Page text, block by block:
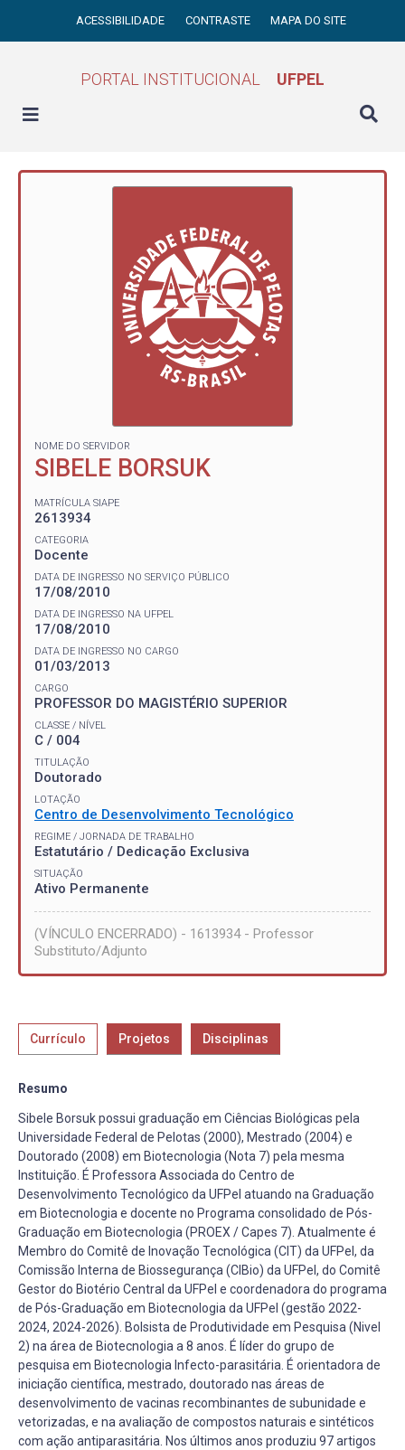
ACESSIBILIDADE CONTRASTE MAPA DO SITE
PORTAL INSTITUCIONAL UFPEL
NOME DO SERVIDOR
SIBELE BORSUK
MATRÍCULA SIAPE
2613934
CATEGORIA
Docente
DATA DE INGRESSO NO SERVIÇO PÚBLICO
17/08/2010
DATA DE INGRESSO NA UFPEL
17/08/2010
DATA DE INGRESSO NO CARGO
01/03/2013
CARGO
PROFESSOR DO MAGISTÉRIO SUPERIOR
CLASSE / NÍVEL
C / 004
TITULAÇÃO
Doutorado
LOTAÇÃO
Centro de Desenvolvimento Tecnológico
REGIME / JORNADA DE TRABALHO
Estatutário / Dedicação Exclusiva
SITUAÇÃO
Ativo Permanente
(VÍNCULO ENCERRADO) - 1613934 - Professor
Substituto/Adjunto
Currículo Projetos Disciplinas
Resumo
Sibele Borsuk possui graduação em Ciências Biológicas pela
Universidade Federal de Pelotas (2000), Mestrado (2004) e
Doutorado (2008) em Biotecnologia (Nota 7) pela mesma
Instituição. É Professora Associada do Centro de
Desenvolvimento Tecnológico da UFPel atuando na Graduação
em Biotecnologia e docente no Programa consolidado de Pós-
Graduação em Biotecnologia (PROEX / Capes 7). Atualmente é
Membro do Comitê de Inovação Tecnológica (CIT) da UFPel, da
Comissão Interna de Biossegurança (CIBio) da UFPel, do Comitê
Gestor do Biotério Central da UFPel e coordenadora do programa
de Pós-Graduação em Biotecnologia da UFPel (gestão 2022-
2024, 2024-2026). Bolsista de Produtividade em Pesquisa (Nivel
2) na área de Biotecnologia a 8 anos. É líder do grupo de
pesquisa em Biotecnologia Infecto-parasitária. É orientadora de
iniciação científica, mestrado, doutorado nas áreas de
desenvolvimento de vacinas recombinantes de subunidade e
vetorizadas, e na avaliação de compostos naturais e sintéticos
com ação antiparasitária. Nos últimos anos produziu 97 artigos